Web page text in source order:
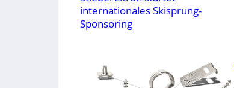
internationales Skisprung-
Sponsoring